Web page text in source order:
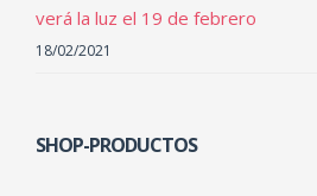
verá la luz el 19 de febrero
18/02/2021
SHOP-PRODUCTOS